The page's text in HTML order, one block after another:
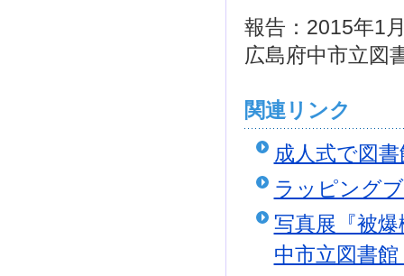
報告：2015年1
広島府中市立
関連リンク
成人式で図
ラッピング
写真展『被
中市立図書